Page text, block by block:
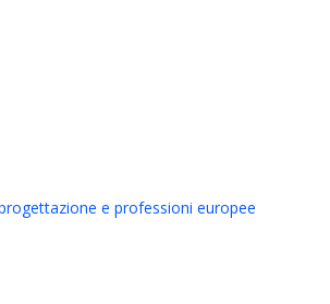
e professioni europee